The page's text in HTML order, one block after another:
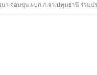
า จอนขุน ผบก.ภ.จว.ปทุมธานี ร่วม